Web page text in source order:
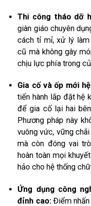
Thi công tháo dỡ
giàn giáo chuyên
cách tỉ mỉ, xử lý
cũ mà không gây
chịu lực phía trong
Gia cố và ốp mới
tiến hành lắp đặt hệ
để gia cố lại hai
Phương pháp này
vuông vức, vững
mà còn đóng vai
hoàn toàn mọi
hảo cho hệ thống
Ứng dụng công
đỉnh cao:Điểm nhấn